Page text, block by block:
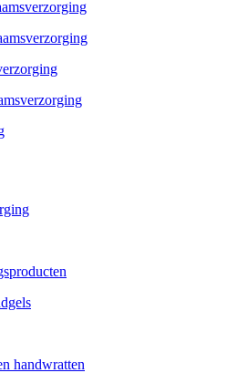
handwratten